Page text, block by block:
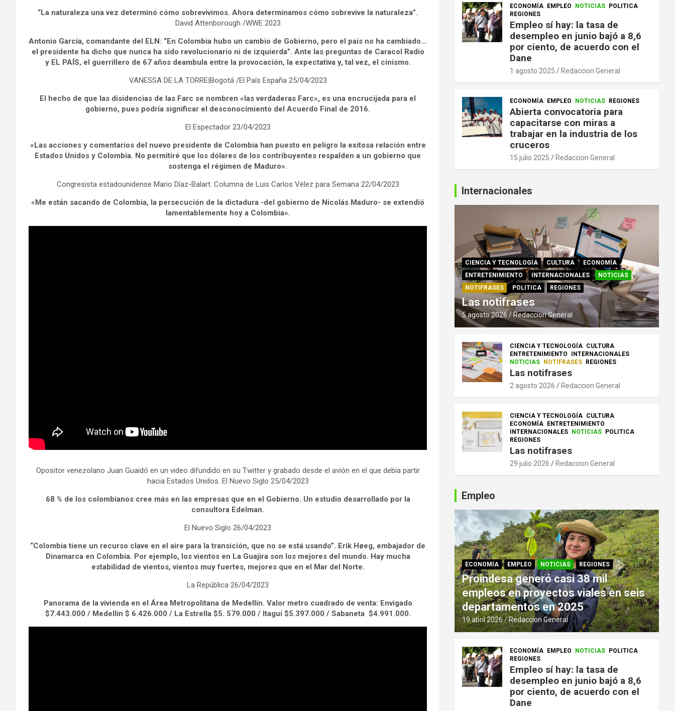
“La naturaleza una vez determinó cómo sobrevivimos. Ahora determinamos cómo sobrevive la naturaleza”.
David Attenborough /WWE 2023
Antonio García, comandante del ELN: “En Colombia hubo un cambio de Gobierno, pero el país no ha cambiado…
el presidente ha dicho que nunca ha sido revolucionario ni de izquierda”. Ante las preguntas de Caracol Radio
y EL PAÍS, el guerrillero de 67 años deambula entre la provocación, la expectativa y, tal vez, el cinismo.
VANESSA DE LA TORRE|Bogotá /El País España 25/04/2023
El hecho de que las disidencias de las Farc se nombren «las verdaderas Farc», es una encrucijada para el
gobierno, pues podría significar el desconocimiento del Acuerdo Final de 2016.
El Espectador 23/04/2023
«Las acciones y comentarios del nuevo presidente de Colombia han puesto en peligro la exitosa relación entre
Estados Unidos y Colombia. No permitiré que los dólares de los contribuyentes respalden a un gobierno que
sostenga el régimen de Maduro».
Congresista estadounidense Mario Díaz-Balart. Columna de Luis Carlos Vélez para Semana 22/04/2023
«Me están sacando de Colombia, la persecución de la dictadura -del gobierno de Nicolás Maduro- se extendió
lamentablemente hoy a Colombia».
Opositor venezolano Juan Guaidó en un video difundido en su Twitter y grabado desde el avión en el que debía partir
hacia Estados Unidos. El Nuevo Siglo 25/04/2023
68 % de los colombianos cree más en las empresas que en el Gobierno. Un estudio desarrollado por la
consultora Edelman.
El Nuevo Siglo 26/04/2023
“Colombia tiene un recurso clave en el aire para la transición, que no se está usando”. Erik Høeg, embajador de
Dinamarca en Colombia. Por ejemplo, los vientos en La Guajira son los mejores del mundo. Hay mucha
estabilidad de vientos, vientos muy fuertes, mejores que en el Mar del Norte.
La República 26/04/2023
Panorama de la vivienda en el Área Metropolitana de Medellín. Valor metro cuadrado de venta: Envigado
$7.443.000 / Medellín $ 6.426.000 / La Estrella $5. 579.000 / Itaguí $5.397.000 / Sabaneta $4.991.000.
ECONOMÍA EMPLEO NOTICIAS
POLITICA
REGIONES
Empleo sí hay: la tasa de
desempleo en junio bajó a 8,6
por ciento, de acuerdo con el
Dane
1 agosto 2025 Redaccion General
ECONOMÍA EMPLEO NOTICIAS REGIONES
Abierta convocatoria para
capacitarse con miras a
trabajar en la industria de los
cruceros
15 julio 2025 Redaccion General
Internacionales
CIENCIA Y TECNOLOGÍA CULTURA
ECONOMÍA
ENTRETENIMIENTO
INTERNACIONALES
NOTICIAS
NOTIFRASES
POLITICA REGIONES
Las notifrases
5 agosto 2026 Redaccion General
CIENCIA Y TECNOLOGÍA CULTURA
ENTRETENIMIENTO
INTERNACIONALES
NOTICIAS
NOTIFRASES REGIONES
Las notifrases
2 agosto 2026 Redaccion General
CIENCIA Y TECNOLOGÍA CULTURA
ECONOMÍA
ENTRETENIMIENTO
INTERNACIONALES
NOTICIAS
POLITICA
REGIONES
Las notifrases
29 julio 2026 Redaccion General
Empleo
ECONOMÍA EMPLEO NOTICIAS REGIONES
Proindesa generó casi 38 mil
empleos en proyectos viales en seis
departamentos en 2025
19 abril 2026 Redaccion General
ECONOMÍA EMPLEO NOTICIAS
POLITICA
REGIONES
Empleo sí hay: la tasa de
desempleo en junio bajó a 8,6
por ciento, de acuerdo con el
Dane